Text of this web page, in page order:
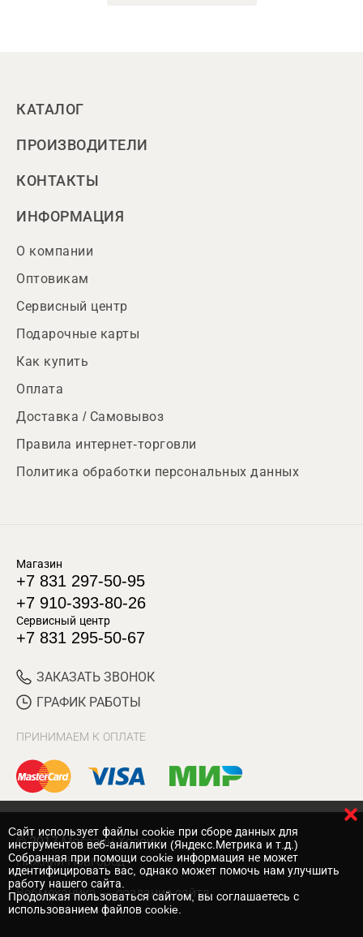
КАТАЛОГ
ПРОИЗВОДИТЕЛИ
КОНТАКТЫ
ИНФОРМАЦИЯ
О компании
Оптовикам
Сервисный центр
Подарочные карты
Как купить
Оплата
Доставка / Самовывоз
Правила интернет-торговли
Политика обработки персональных данных
Магазин
+7 831 297-50-95
+7 910-393-80-26
Сервисный центр
+7 831 295-50-67
ЗАКАЗАТЬ ЗВОНОК
ГРАФИК РАБОТЫ
ПРИНИМАЕМ К ОПЛАТЕ
© 2017 Магазин Хозяин
Нижний Новгород
Вебмеханика — создание сайта
Cайт использует файлы cookie при сборе данных для
инструментов веб-аналитики (Яндекс.Метрика и т.д.)
Собранная при помощи cookie информация не может
идентифицировать вас, однако может помочь нам улучшить
работу нашего сайта.
Продолжая пользоваться сайтом, вы соглашаетесь с
использованием файлов cookie.